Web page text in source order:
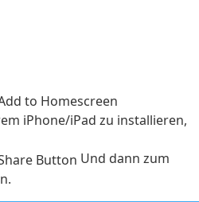
iPhone/iPad zu installieren,
Und dann zum